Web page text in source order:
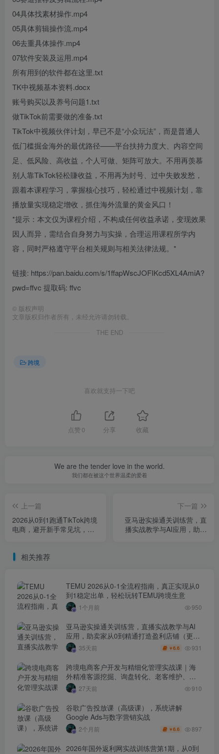
04具体找素材操作.mp4
05具体剪辑操作流.mp4
06去重具体操作.mp4
07软件安装及运用.mp4
所有用到的软件都在这里.txt
TK中视频基本资料.docx
账号购买以及养号问题1.txt
做TikTok前需要做的准备.txt
TikTok中视频伙伴计划，早已不是“小众玩法”，而是普通人
低门槛掘金海外的最优路径——平台扶持力度大、内容空间
足、低风险、高收益，个人可做、矩阵可放大。不用再羡慕
别人靠TikTok轻松賺收益，不用再为封号、过中失败发愁，
跟着本课程学习，掌握核心技巧，轻松通过中视频计划，靠
播放量实现稳定增收，抓住海外流量的黄金风口！
*提示：本文仅为课程介绍，不构成任何收益承诺，变现效果
因人而异，需结合自身努力与实操，合理运用课程所学内
容，同时严格遵守平台相关规则与相关法律法规。*
链接: https://pan.baidu.com/s/1ffapWscJOFIKcd5XL4AmiA?
pwd=ffvc 提取码: ffvc
© 版权声明
文章版权归作者所有，未经允许请勿转载。
THE END
跨境
喜欢就支持一下吧
点赞 0 分享 收藏
We are the tender love in the world.
我们都在被这个世界温柔的爱着
上一篇
2026从0到1跑通TikTok跨境
电商，避开新手常见坑，逐
下一篇
亚马逊实操通关训练营，直
播实战教学与AI应用，助卖
相关推荐
TEMU 2026从0-1全流程指南，真正实现从0
到1稳定出单，轻松玩转TEMU跨境生意
1个月前 950
亚马逊实操通关训练营，直播实战教学与AI
应用，助卖家从0到精通打造盈利店铺（更新
7月3日）
35天前 ￥6.6 931
跨境电商客户开发与精细化管理实战课｜海
外精准客源挖掘、询盘转化、老客维护、客
户分层全流程落地教程
27天前 910
谷歌广告投放课（高级课），系统讲解
Google Ads与数字营销实战
2个月前 ￥6.6 897
2026年国外返利网实战训练营第1期，从0到